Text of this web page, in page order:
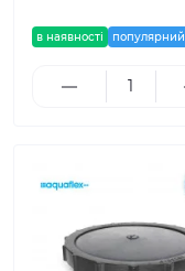
в наявності популярний